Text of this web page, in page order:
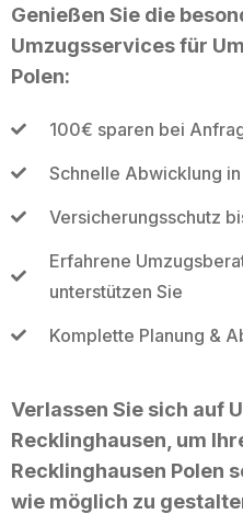
Genießen Sie die
Umzugsservices für
Polen:
100€ sparen bei
Schnelle Abwicklung
Versicherungsschutz
Erfahrene
unterstützen Sie
Komplette Planung &
Verlassen Sie sich auf
Recklinghausen, um
Recklinghausen Polen
wie möglich zu